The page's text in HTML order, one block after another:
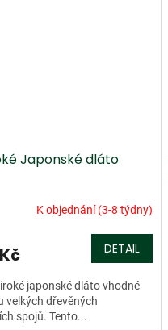
Japonské dláto
K objednání (3-8 týdny)
DETAIL
japonské dláto vhodné
velkých dřevěných
spojů. Tento...